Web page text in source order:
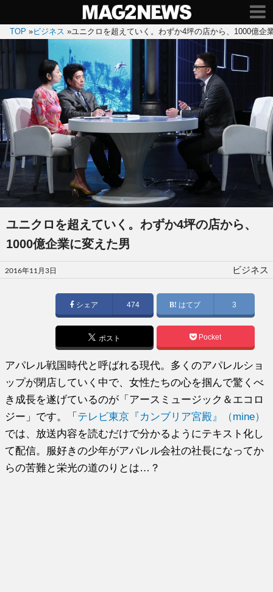
TOP »ビジネス »ユニクロを超えていく。わずか4坪の店から、1000億企
ユニクロを超えていく。わずか4坪の店から、
1000億企業に変えた男
投
稿
2016年11月3日 ビジネス
シェア 474 はてブ 3
ポスト Pocket
アパレル戦国時代と呼ばれる現代。多くのアパレルショ
ップが閉店していく中で、女性たちの心を掴んで驚くべ
き成長を遂げているのが「アースミュージック＆エコロ
ジー」です。「 テレビ東京『カンブリア宮殿』（mine）
では、放送内容を読むだけで分かるようにテキスト化し
て配信。服好きの少年がアパレル会社の社長になってか
らの苦難と栄光の道のりとは…？